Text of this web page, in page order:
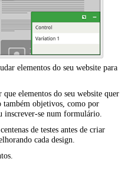
elementos do seu website para
que elementos do seu website quer
também objetivos, como por
inscrever-se num formulário.
de testes antes de criar
cada design.